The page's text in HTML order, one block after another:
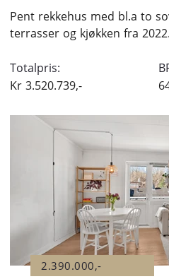
Pent rekkehus med bl.a to
terrasser og kjøkken fra
Totalpris:
Kr 3.520.739,-
2.390.000,-